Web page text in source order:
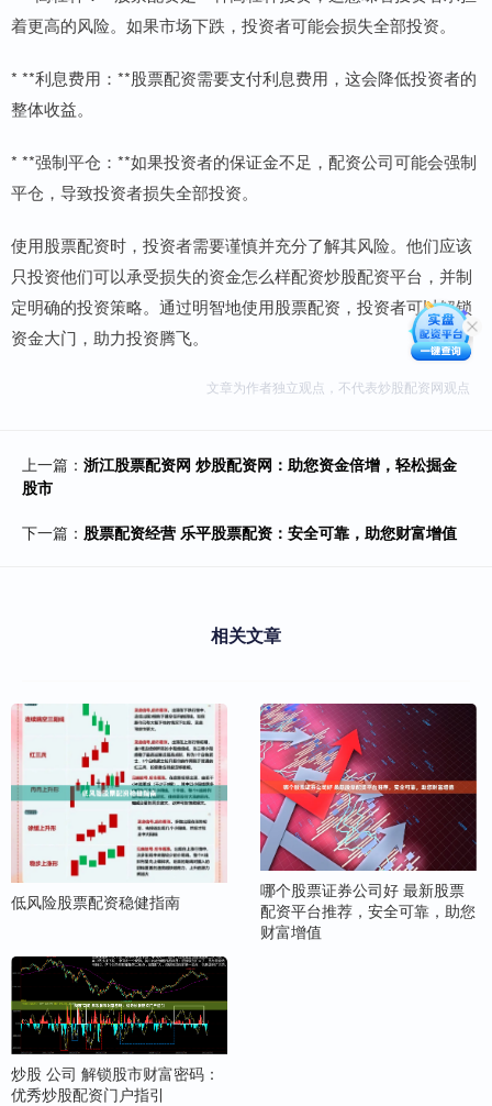
着更高的风险。如果市场下跌，投资者可能会损失全部投资。
* **利息费用：**股票配资需要支付利息费用，这会降低投资者的
整体收益。
* **强制平仓：**如果投资者的保证金不足，配资公司可能会强制
平仓，导致投资者损失全部投资。
使用股票配资时，投资者需要谨慎并充分了解其风险。他们应该
只投资他们可以承受损失的资金怎么样配资炒股配资平台，并制
定明确的投资策略。通过明智地使用股票配资，投资者可以解锁
资金大门，助力投资腾飞。
文章为作者独立观点，不代表炒股配资网观点
上一篇： 浙江股票配资网 炒股配资网：助您资金倍增，轻松掘金
股市
下一篇： 股票配资经营 乐平股票配资：安全可靠，助您财富增值
相关文章
低风险股票配资稳健指南
哪个股票证券公司好 最新股票
配资平台推荐，安全可靠，助您
财富增值
炒股 公司 解锁股市财富密码：
优秀炒股配资门户指引